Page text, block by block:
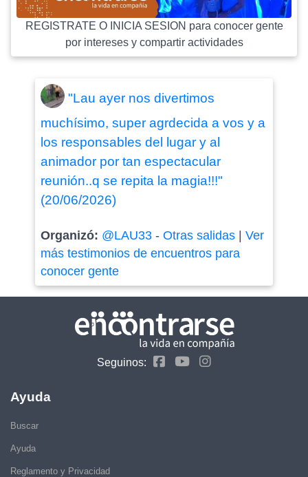
REGISTRATE O INICIA SESION para conocer gente
por intereses y compartir actividades
"Lau ayer nos divertimos
muchísimo, super agrdecida a vos y a
los responsables del lugar y al
animador por tan espectacular
reunión..q se repita la magia!!!"
(20/06/2026)
Organizó: @LAU33- Otras salidas| Ver
más testimonios de encuentros para
conocer gente
Seguinos:
Ayuda
Buscar
Ayuda
Reglamento y Privacidad